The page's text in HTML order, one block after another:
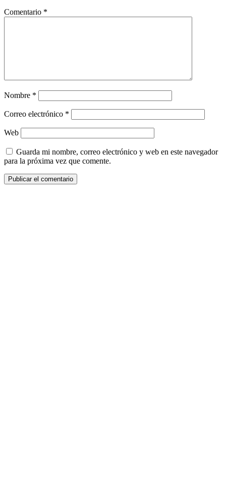
Comentario *
Nombre *
Correo electrónico *
Web
Guarda mi nombre, correo electrónico y web en este navegador
para la próxima vez que comente.